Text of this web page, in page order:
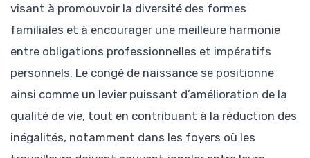
visant à promouvoir la diversité des formes
familiales et à encourager une meilleure harmonie
entre obligations professionnelles et impératifs
personnels. Le congé de naissance se positionne
ainsi comme un levier puissant d’amélioration de la
qualité de vie, tout en contribuant à la réduction des
inégalités, notamment dans les foyers où les